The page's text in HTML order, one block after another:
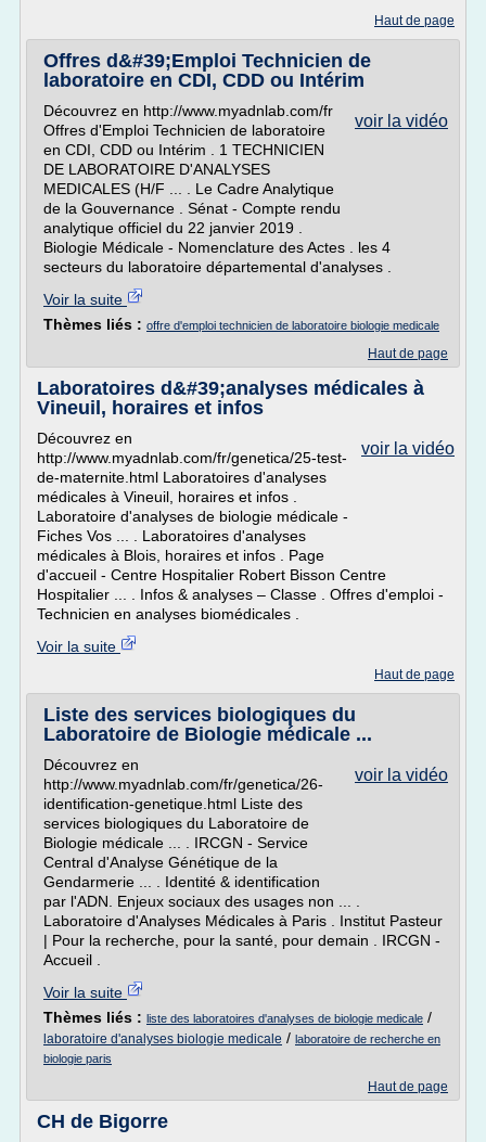
Haut de page
Offres d&#39;Emploi Technicien de
laboratoire en CDI, CDD ou Intérim
voir la vidéo
Découvrez en http://www.myadnlab.com/fr
Offres d'Emploi Technicien de laboratoire
en CDI, CDD ou Intérim . 1 TECHNICIEN
DE LABORATOIRE D'ANALYSES
MEDICALES (H/F ... . Le Cadre Analytique
de la Gouvernance . Sénat - Compte rendu
analytique officiel du 22 janvier 2019 .
Biologie Médicale - Nomenclature des Actes . les 4
secteurs du laboratoire départemental d'analyses .
Voir la suite
Thèmes liés : offre d'emploi technicien de laboratoire biologie medicale
Haut de page
Laboratoires d&#39;analyses médicales à
Vineuil, horaires et infos
voir la vidéo
Découvrez en
http://www.myadnlab.com/fr/genetica/25-test-
de-maternite.html Laboratoires d'analyses
médicales à Vineuil, horaires et infos .
Laboratoire d'analyses de biologie médicale -
Fiches Vos ... . Laboratoires d'analyses
médicales à Blois, horaires et infos . Page
d'accueil - Centre Hospitalier Robert Bisson Centre
Hospitalier ... . Infos & analyses – Classe . Offres d'emploi -
Technicien en analyses biomédicales .
Voir la suite
Haut de page
Liste des services biologiques du
Laboratoire de Biologie médicale ...
voir la vidéo
Découvrez en
http://www.myadnlab.com/fr/genetica/26-
identification-genetique.html Liste des
services biologiques du Laboratoire de
Biologie médicale ... . IRCGN - Service
Central d'Analyse Génétique de la
Gendarmerie ... . Identité & identification
par l'ADN. Enjeux sociaux des usages non ... .
Laboratoire d'Analyses Médicales à Paris . Institut Pasteur
| Pour la recherche, pour la santé, pour demain . IRCGN -
Accueil .
Voir la suite
Thèmes liés : liste des laboratoires d'analyses de biologie medicale /
laboratoire d'analyses biologie medicale / laboratoire de recherche en
biologie paris
Haut de page
CH de Bigorre